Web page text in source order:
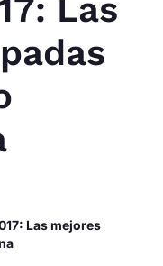
Las
Las mejores